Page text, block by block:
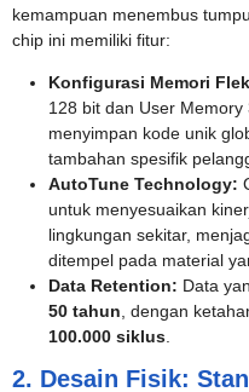
kemampuan menembus
chip ini memiliki fitur:
Konfigurasi Memori
128 bit dan User
menyimpan kode unik
tambahan spesifik
AutoTune Technology:
untuk menyesuaikan
lingkungan sekitar,
ditempel pada material
Data Retention: Data
50 tahun , dengan
100.000 siklus
2. Desain Fisik: